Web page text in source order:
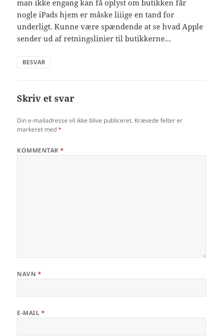
man ikke engang kan få oplyst om butikken får
nogle iPads hjem er måske liiige en tand for
underligt. Kunne være spændende at se hvad Apple
sender ud af retningslinier til butikkerne…
BESVAR
Skriv et svar
Din e-mailadresse vil ikke blive publiceret. Krævede felter er
markeret med*
KOMMENTAR*
NAVN *
E-MAIL *